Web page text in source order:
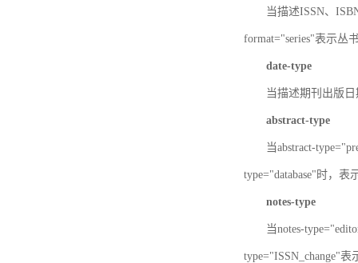
当描述ISSN、
format="series"表示丛
date-type
当描述期刊出版日
abstract-type
当abstract-
type="database"时，表
notes-type
当notes-
type="ISSN_change"